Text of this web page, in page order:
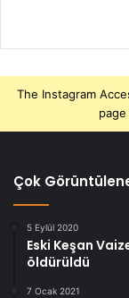
The Instagram
Çok
5 Eylül 2020
Eski Keşan
öldürüldü
7 Ocak 2021